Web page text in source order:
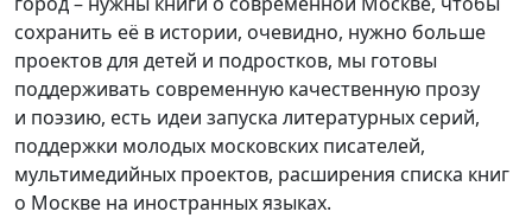
сохранить её в истории, очевидно, нужно больше
проектов для детей и подростков, мы готовы
поддерживать современную качественную прозу
и поэзию, есть идеи запуска литературных серий,
поддержки молодых московских писателей,
мультимедийных проектов, расширения списка книг
о Москве на иностранных языках.